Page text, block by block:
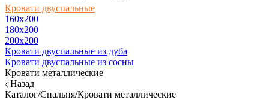
Кровати двуспальные
160х200
180x200
200x200
Кровати двуспальные из дуба
Кровати двуспальные из сосны
Кровати металлические
Назад
Каталог/Спальня/Кровати металлические